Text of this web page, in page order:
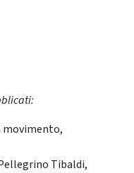
movimento,
Tibaldi,